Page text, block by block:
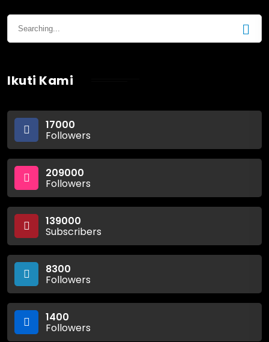
Ikuti Kami
17000
Followers
209000
Followers
139000
Subscribers
8300
Followers
1400
Followers